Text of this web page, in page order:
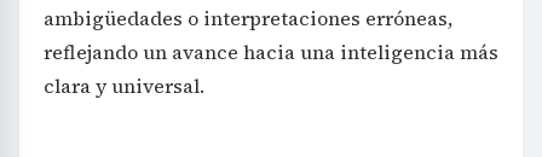
ambigüedades o interpretaciones erróneas,
reflejando un avance hacia una inteligencia más
clara y universal.